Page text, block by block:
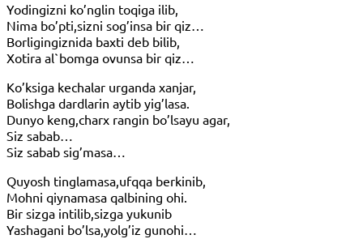
Yodingizni ko’nglin toqiga ilib,
Nima bo’pti,sizni sog’insa bir qiz…
Borligingiznida baxti deb bilib,
Xotira al`bomga ovunsa bir qiz…
Ko’ksiga kechalar urganda xanjar,
Bolishga dardlarin aytib yig’lasa.
Dunyo keng,charx rangin bo’lsayu agar,
Siz sabab…
Siz sabab sig’masa…
Quyosh tinglamasa,ufqqa berkinib,
Mohni qiynamasa qalbining ohi.
Bir sizga intilib,sizga yukunib
Yashagani bo’lsa,yolg’iz gunohi…